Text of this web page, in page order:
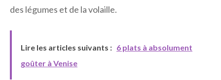
des légumes et de la volaille.
Lire les articles suivants : 6 plats à absolument
goûter à Venise